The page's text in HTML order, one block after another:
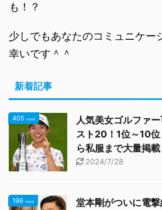
も！？
少しでもあなたのコミュニケー
幸いです＾＾
新着記事
405 view
人気美女ゴルファ
スト20！1位～10
ら私服まで大量掲載
2024/7/28
196 view
堂本剛がついに電